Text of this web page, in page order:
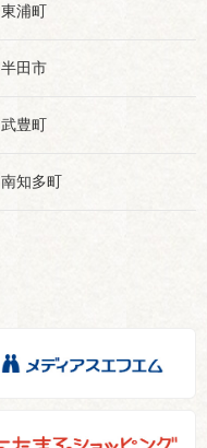
東浦町
半田市
武豊町
南知多町